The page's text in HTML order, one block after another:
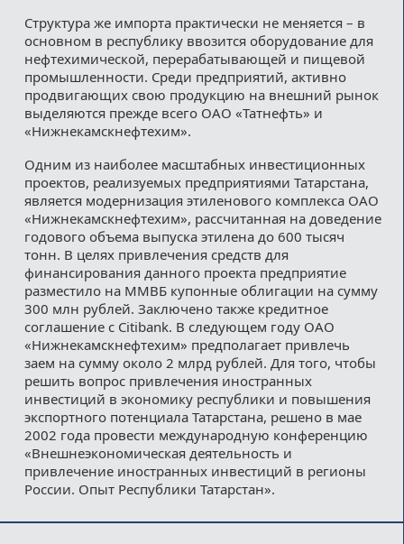
Структура же импорта практически не меняется – в
основном в республику ввозится оборудование для
нефтехимической, перерабатывающей и пищевой
промышленности. Среди предприятий, активно
продвигающих свою продукцию на внешний рынок
выделяются прежде всего ОАО «Татнефть» и
«Нижнекамскнефтехим».
Одним из наиболее масштабных инвестиционных
проектов, реализуемых предприятиями Татарстана,
является модернизация этиленового комплекса ОАО
«Нижнекамскнефтехим», рассчитанная на доведение
годового объема выпуска этилена до 600 тысяч
тонн. В целях привлечения средств для
финансирования данного проекта предприятие
разместило на ММВБ купонные облигации на сумму
300 млн рублей. Заключено также кредитное
соглашение с Citibank. В следующем году ОАО
«Нижнекамскнефтехим» предполагает привлечь
заем на сумму около 2 млрд рублей. Для того, чтобы
решить вопрос привлечения иностранных
инвестиций в экономику республики и повышения
экспортного потенциала Татарстана, решено в мае
2002 года провести международную конференцию
«Внешнеэкономическая деятельность и
привлечение иностранных инвестиций в регионы
России. Опыт Республики Татарстан».